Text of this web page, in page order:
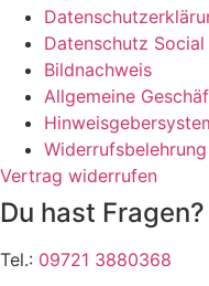
Datenschutz Social
Bildnachweis
Allgemeine
Widerrufsbelehrung
Vertrag widerrufen
Du hast Fragen?
Tel.: 09721 3880368